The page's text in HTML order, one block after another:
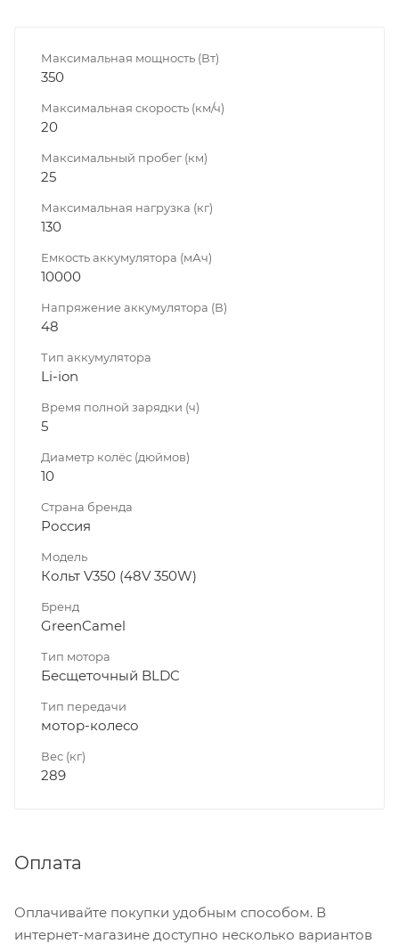
Максимальная мощность (Вт)
350
Максимальная скорость (км/ч)
20
Максимальный пробег (км)
25
Максимальная нагрузка (кг)
130
Емкость аккумулятора (мАч)
10000
Напряжение аккумулятора (В)
48
Тип аккумулятора
Li-ion
Время полной зарядки (ч)
5
Диаметр колёс (дюймов)
10
Страна бренда
Россия
Модель
Кольт V350 (48V 350W)
Бренд
GreenCamel
Тип мотора
Бесщеточный BLDC
Тип передачи
мотор-колесо
Вес (кг)
289
Оплата
Оплачивайте покупки удобным способом. В
интернет-магазине доступно несколько вариантов